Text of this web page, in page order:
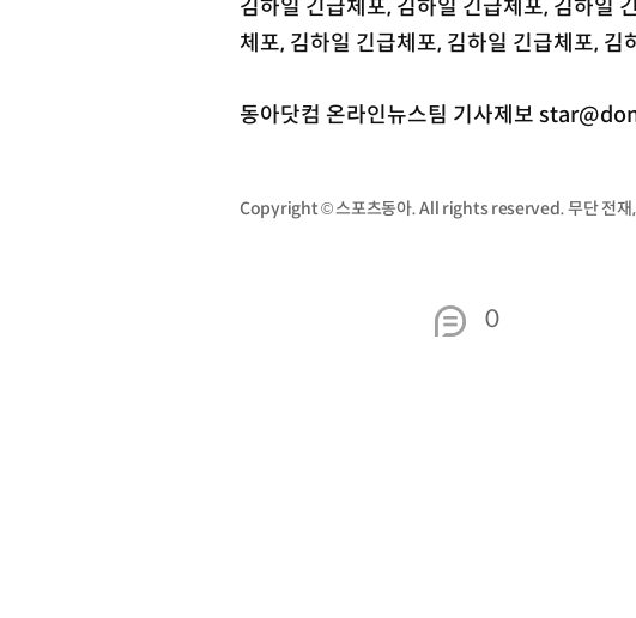
김하일 긴급체포, 김하일 긴급체포, 김하일
체포, 김하일 긴급체포, 김하일 긴급체포,
동아닷컴 온라인뉴스팀 기사제보
Copyright © 스포츠동아. All rights reserved. 무단 전재,
0